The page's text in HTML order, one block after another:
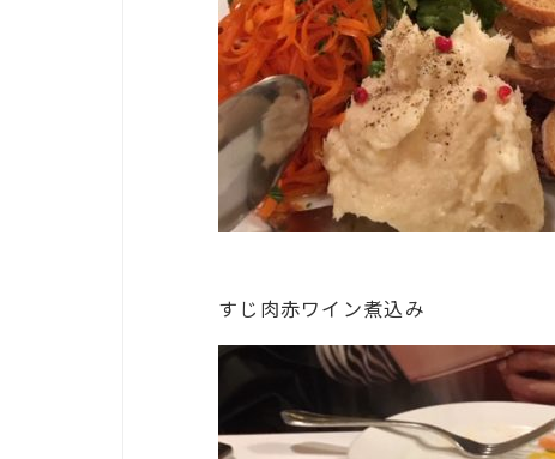
すじ肉赤ワイン煮込み